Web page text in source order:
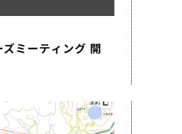
ミーティング 開